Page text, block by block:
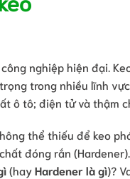
nghiệp hiện đại.
trong nhiều lĩnh
ô tô; điện tử và thậm
thể thiếu để keo
đóng rắn
(hayHardener là gì)?